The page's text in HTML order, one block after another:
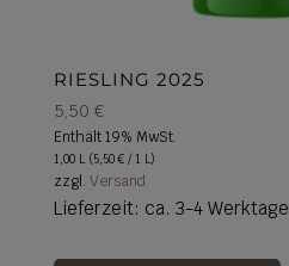
RIESLING 2025
5,50 €
Enthält 19% MwSt.
1,00 L (5,50€/ 1 L)
zzgl. Versand
Lieferzeit: ca. 3-4 Werktage